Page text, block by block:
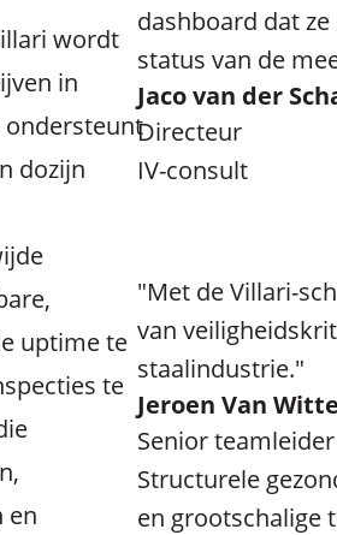
wordt
in
ondersteunt
dozijn
uptime te
te
en
dashboard dat
status van de
Jaco van der
Directeur
IV-consult
"Met de Villari-
van
staalindustrie."
Jeroen Van
Senior teamleider
Structurele
en grootschalige